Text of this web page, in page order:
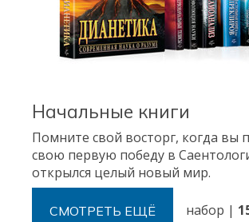
Начальные книги
Помните свой восторг, когда вы
свою первую победу в
открылся целый новый мир.
СМОТРЕТЬ ЕЩЁ набор |